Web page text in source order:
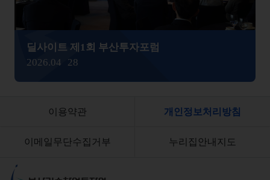
2026.04
08
이용약관 개인정보처리방침
이메일무단수집거부 누리집안내지도
부산기술창업투자원